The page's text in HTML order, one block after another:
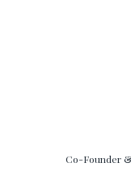
Co-Founder